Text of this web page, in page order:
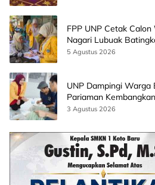
FPP UNP Cetak
Nagari Lubuak
5 Agustus 2026
UNP Dampingi Warga
Pariaman
AI
3 Agustus 2026